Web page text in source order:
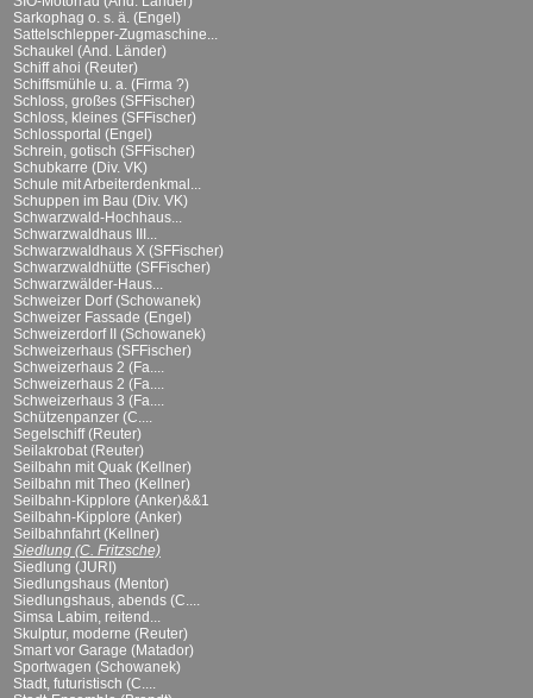
Sarkophag o. s. ä. (Engel)
Sattelschlepper-Zugmaschine...
Schaukel (And. Länder)
Schiff ahoi (Reuter)
Schiffsmühle u. a. (Firma ?)
Schloss, großes (SFFischer)
Schloss, kleines (SFFischer)
Schlossportal (Engel)
Schrein, gotisch (SFFischer)
Schubkarre (Div. VK)
Schule mit Arbeiterdenkmal...
Schuppen im Bau (Div. VK)
Schwarzwald-Hochhaus...
Schwarzwaldhaus III...
Schwarzwaldhaus X (SFFischer)
Schwarzwaldhütte (SFFischer)
Schwarzwälder-Haus...
Schweizer Dorf (Schowanek)
Schweizer Fassade (Engel)
Schweizerdorf II (Schowanek)
Schweizerhaus (SFFischer)
Schweizerhaus 2 (Fa....
Schweizerhaus 2 (Fa....
Schweizerhaus 3 (Fa....
Schützenpanzer (C....
Segelschiff (Reuter)
Seilakrobat (Reuter)
Seilbahn mit Quak (Kellner)
Seilbahn mit Theo (Kellner)
Seilbahn-Kipplore (Anker)&&1
Seilbahn-Kipplore (Anker)
Seilbahnfahrt (Kellner)
Siedlung (C. Fritzsche)
Siedlung (JURI)
Siedlungshaus (Mentor)
Siedlungshaus, abends (C....
Simsa Labim, reitend...
Skulptur, moderne (Reuter)
Smart vor Garage (Matador)
Sportwagen (Schowanek)
Stadt, futuristisch (C....